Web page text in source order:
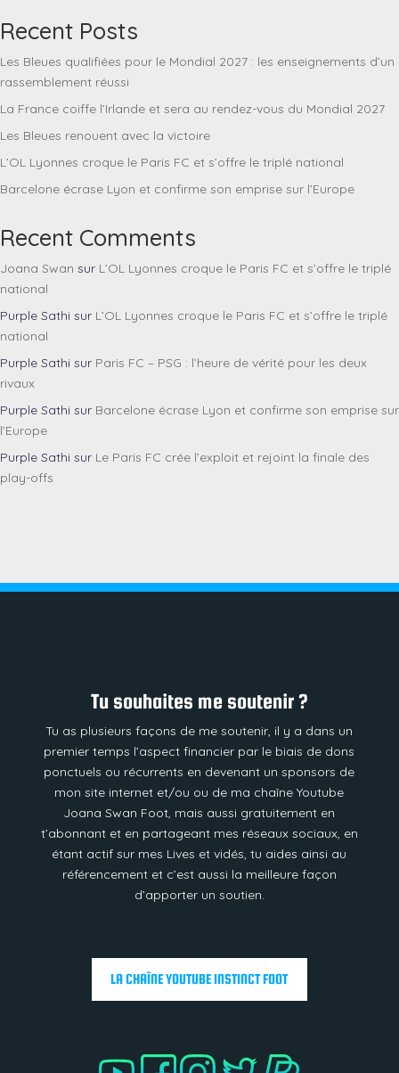
Recent Posts
Les Bleues qualifiées pour le Mondial 2027 : les enseignements d’un
rassemblement réussi
La France coiffe l’Irlande et sera au rendez-vous du Mondial 2027
Les Bleues renouent avec la victoire
L’OL Lyonnes croque le Paris FC et s’offre le triplé national
Barcelone écrase Lyon et confirme son emprise sur l’Europe
Recent Comments
Joana Swan sur L’OL Lyonnes croque le Paris FC et s’offre le triplé
national
Purple Sathi sur L’OL Lyonnes croque le Paris FC et s’offre le triplé
national
Purple Sathi sur Paris FC – PSG : l’heure de vérité pour les deux
rivaux
Purple Sathi sur Barcelone écrase Lyon et confirme son emprise sur
l’Europe
Purple Sathi sur Le Paris FC crée l’exploit et rejoint la finale des
play-offs
Tu souhaites me soutenir ?
Tu as plusieurs façons de me soutenir, il y a dans un
premier temps l’aspect financier par le biais de dons
ponctuels ou récurrents en devenant un sponsors de
mon site internet et/ou ou de ma chaîne Youtube
Joana Swan Foot, mais aussi gratuitement en
t’abonnant et en partageant mes réseaux sociaux, en
étant actif sur mes Lives et vidés, tu aides ainsi au
référencement et c’est aussi la meilleure façon
d’apporter un soutien.
LA CHAÎNE YOUTUBE INSTINCT FOOT